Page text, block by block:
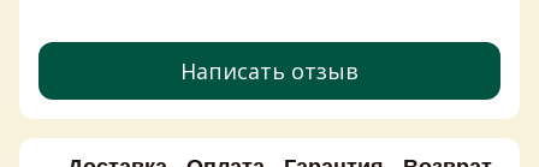
Написать отзыв